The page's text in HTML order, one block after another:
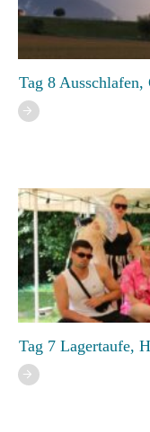
Tag 8 Ausschlafen,
Tag 7 Lagertaufe,